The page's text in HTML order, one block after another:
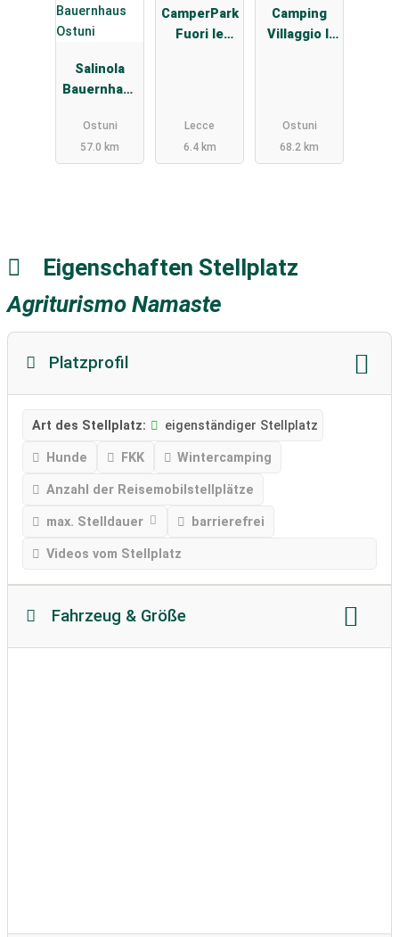
Salinola
Bauernhaus
Ostuni
57.0 km
CamperPark
Fuori le
Lecce
6.4 km
Camping
Villaggio Il
Ostuni
68.2 km
Eigenschaften Stellplatz
Agriturismo Namaste
Platzprofil
Art des Stellplatz: eigenständiger Stellplatz
Hunde FKK Wintercamping
Anzahl der Reisemobilstellplätze
max. Stelldauer barrierefrei
Videos vom Stellplatz
Fahrzeug & Größe